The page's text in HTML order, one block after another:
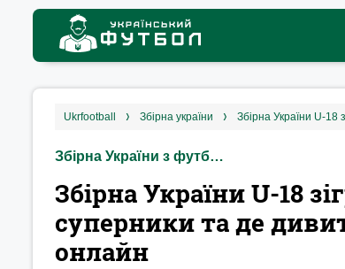
ukrfootball збірна україни
Збірна України з футболу
Збірна України U-18
суперники та де
онлайн